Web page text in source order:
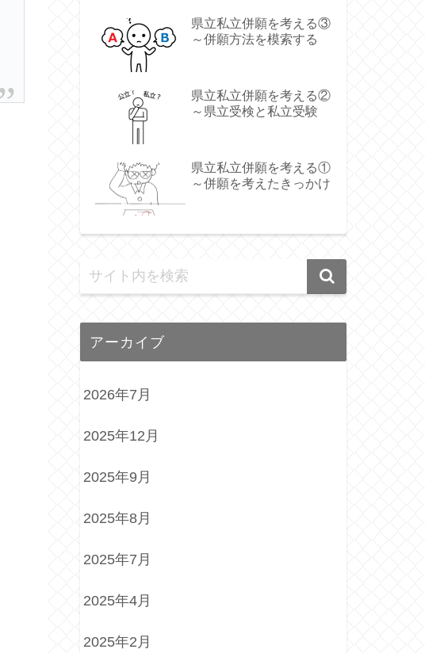
県立私立併願を考える③
～併願方法を模索する
県立私立併願を考える②
～県立受検と私立受験
県立私立併願を考える①
～併願を考えたきっかけ
アーカイブ
2026年7月
2025年12月
2025年9月
2025年8月
2025年7月
2025年4月
2025年2月